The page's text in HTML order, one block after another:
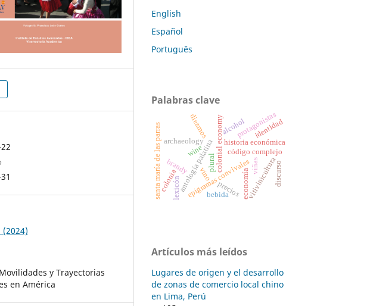
(2024)
y Trayectorias
en América
English
Español
Português
Palabras clave
epigramas convivales
antología palatina
vino
código complejo
plural
wine
brandy colonial economy
archaeology
colonia precioseconomía
historia económica
santa maría de las parras vitivinicultura
diezmos protagonistas
viñas discurso
lexicón bebida
alcohol identidad
Artículos más leídos
Lugares de origen y el desarrollo
de zonas de comercio local chino
en Lima, Perú